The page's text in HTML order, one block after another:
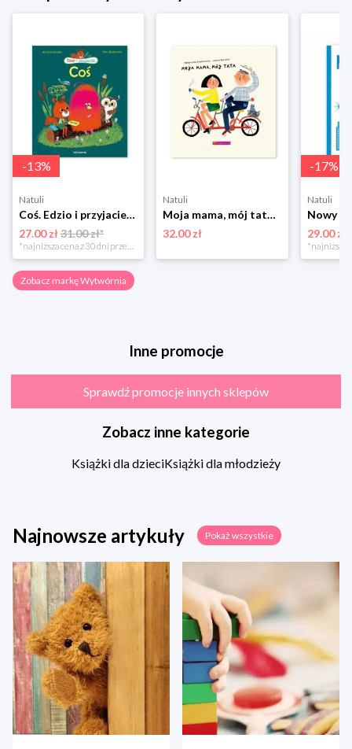
-13%
Natuli
Coś. Edzio i przyjaciele Wytwórnia
27.00 zł31.00 zł*
Natuli
Moja mama, mój tata Wytwórnia
32.00 zł
-17%
Natuli
29.00 zł
Zobacz markę Wytwórnia
Inne promocje
Sprawdź promocje innych sklepów
Zobacz inne kategorie
Książki dla dzieciKsiążki dla młodzieży
Najnowsze artykuły Pokaż wszystkie